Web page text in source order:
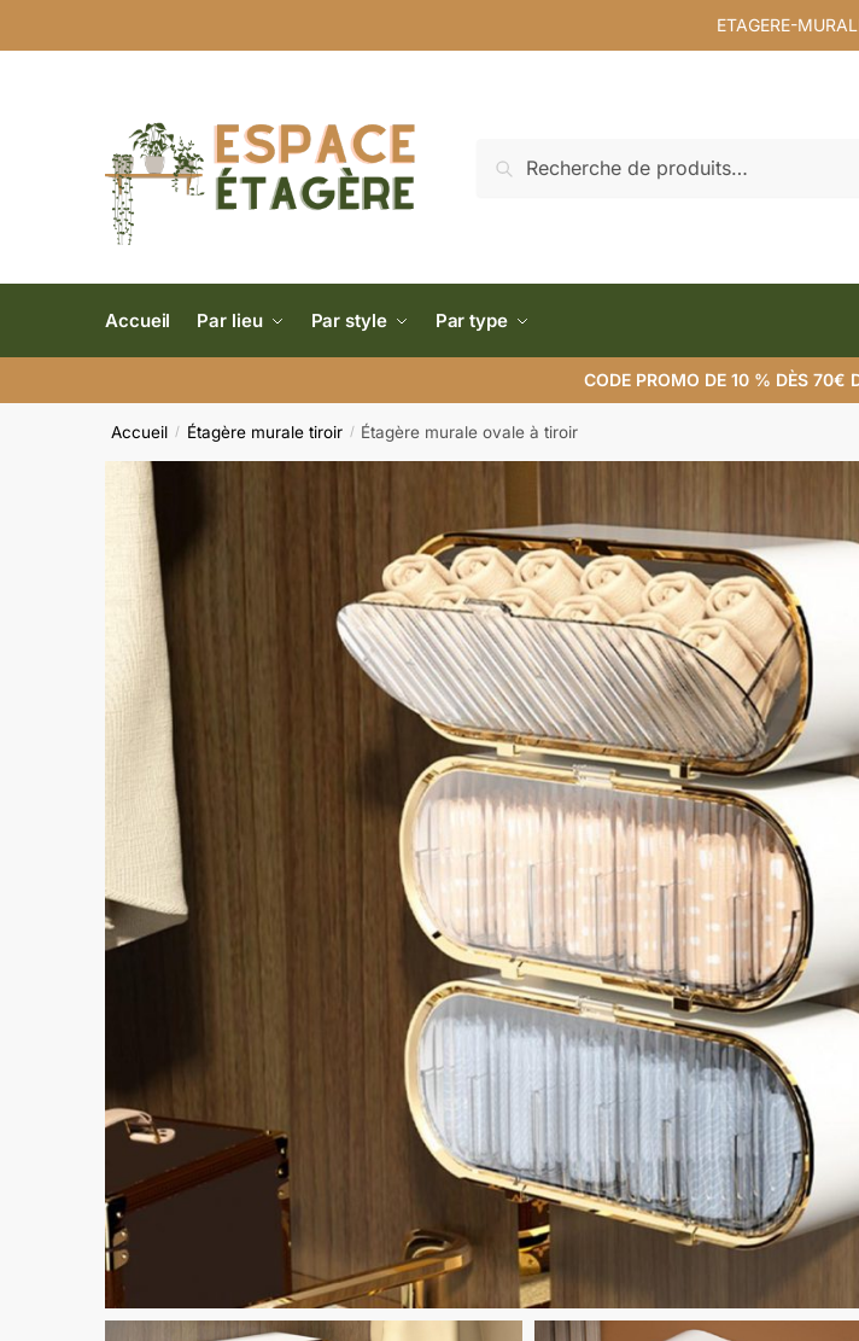
ETAGERE-
Recherche
Accueil Par lieu Par style Par type
CODE PROMO DE 10 % DÈS 70€
Accueil / Étagère murale tiroir / Étagère murale ovale à tiroir